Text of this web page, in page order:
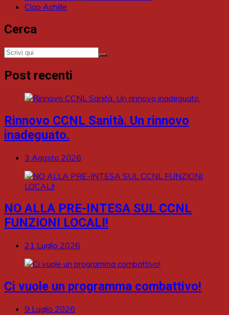
Ciao Achille
Cerca
Post recenti
Rinnovo CCNL Sanità. Un rinnovo
inadeguato.
3 Agosto 2026
NO ALLA PRE-INTESA SUL CCNL
FUNZIONI LOCALI!
21 Luglio 2026
Ci vuole un programma combattivo!
9 Luglio 2026